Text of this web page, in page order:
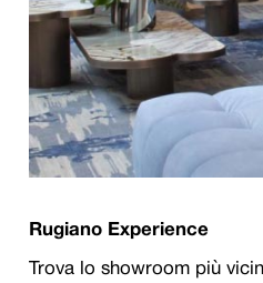
Rugiano Experience
Trova lo showroom più